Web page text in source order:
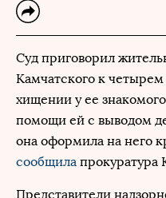
Суд приговорил
Камчатского к
хищении у ее
помощи ей с выводом
она оформила на него
сообщила прокуратура
Представители